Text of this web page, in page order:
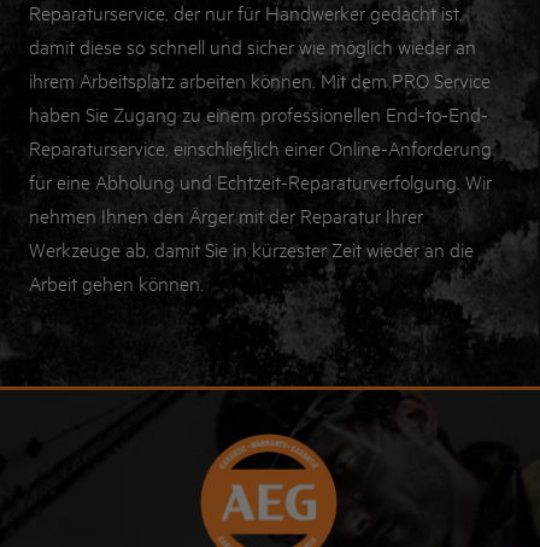
Reparaturservice, der nur für Handwerker gedacht ist,
damit diese so schnell und sicher wie möglich wieder an
ihrem Arbeitsplatz arbeiten können. Mit dem PRO Service
haben Sie Zugang zu einem professionellen End-to-End-
Reparaturservice, einschließlich einer Online-Anforderung
für eine Abholung und Echtzeit-Reparaturverfolgung. Wir
nehmen Ihnen den Ärger mit der Reparatur Ihrer
Werkzeuge ab, damit Sie in kürzester Zeit wieder an die
Arbeit gehen können.